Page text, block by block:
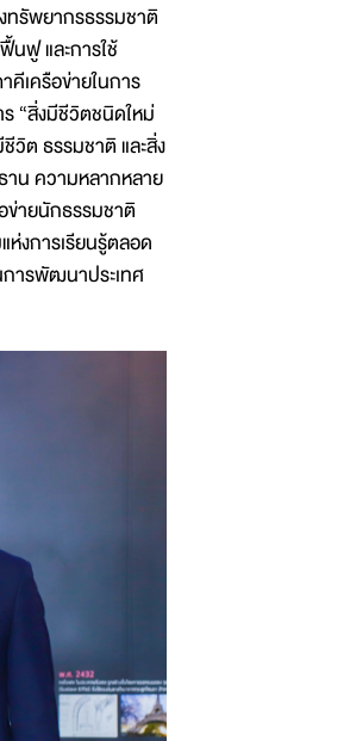
ทรัพยากรธรรมชาติ
นฟู และการใช้
เครือข่ายในการ
“สิ่งมีชีวิตชนิดใหม่
วิต ธรรมชาติ และสิ่ง
าน ความหลากหลาย
ข่ายนักธรรมชาติ
งการเรียนรู้ตลอด
ารพัฒนาประเทศ